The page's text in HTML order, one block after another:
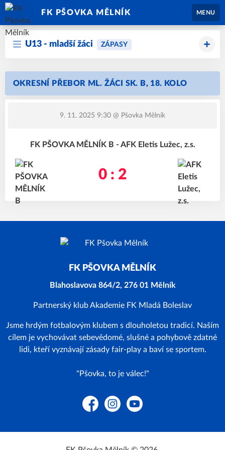
FK PŠOVKA MĚLNÍK MENU
U13 - mladší žáci ZÁPASY
OKRESNÍ PŘEBOR ML. ŽÁCI SK. B, 18. KOLO
9. 11. 2025 9:30 @ Pšovka Mělník
FK PŠOVKA MĚLNÍK B - AFK Eletis Lužec, z.s.
0 : 2
FK PŠOVKA MĚLNÍK
Blahoslavova 864/2, 276 01 Mělník
Partnerský klub Akademie FK Mladá Boleslav
Jsme hrdým fotbalovým klubem s dlouholetou tradicí. Naším
cílem je vychovávat sebevědomé, slušné a pohybově zdatné
lidi, kteří vyznávají zásady fair-play a baví se sportem.
"Pšovka, to je válec!"
FacebookInstagramYouTube